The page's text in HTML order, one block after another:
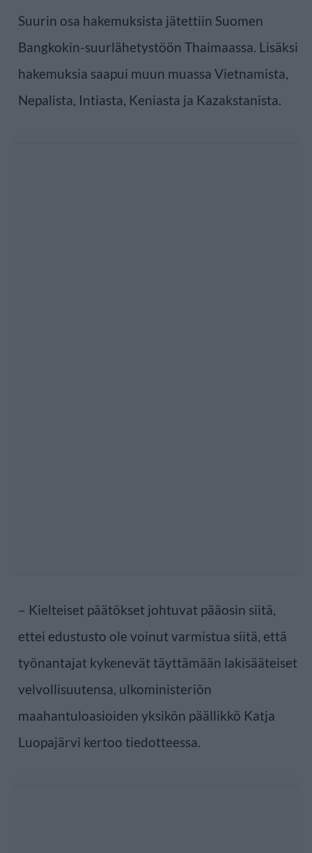
Suurin osa hakemuksista jätettiin Suomen
Bangkokin-suurlähetystöön Thaimaassa. Lisäksi
hakemuksia saapui muun muassa Vietnamista,
Nepalista, Intiasta, Keniasta ja Kazakstanista.
– Kielteiset päätökset johtuvat pääosin siitä,
ettei edustusto ole voinut varmistua siitä, että
työnantajat kykenevät täyttämään lakisääteiset
velvollisuutensa, ulkoministeriön
maahantuloasioiden yksikön päällikkö Katja
Luopajärvi kertoo tiedotteessa.